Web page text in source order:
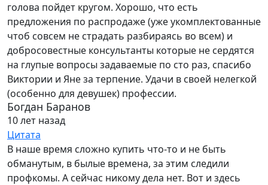
голова пойдет кругом. Хорошо, что есть
предложения по распродаже (уже укомплектованные
чтоб совсем не страдать разбираясь во всем) и
добросовестные консультанты которые не сердятся
на глупые вопросы задаваемые по сто раз, спасибо
Виктории и Яне за терпение. Удачи в своей нелегкой
(особенно для девушек) профессии.
Богдан Баранов
10 лет назад
Цитата
В наше время сложно купить что-то и не быть
обманутым, в былые времена, за этим следили
профкомы. А сейчас никому дела нет. Вот и здесь